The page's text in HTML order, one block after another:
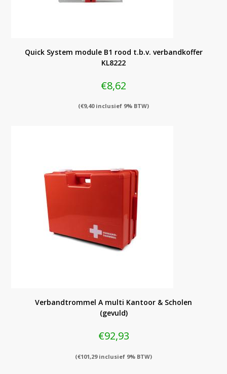
Quick System module B1 rood t.b.v. verbandkoffer
KL8222
€8,62
(€9,40inclusief 9% BTW)
Verbandtrommel A multi Kantoor & Scholen
(gevuld)
€92,93
(€101,29inclusief 9% BTW)